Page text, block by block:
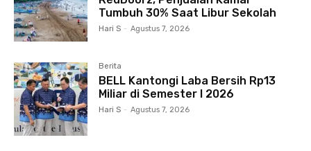
Tumbuh 30% Saat Libur Sekolah
Hari S - Agustus 7, 2026
Berita
BELL Kantongi Laba Bersih Rp13
Miliar di Semester I 2026
Hari S - Agustus 7, 2026